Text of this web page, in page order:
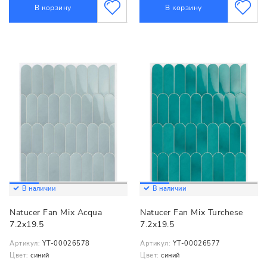
В корзину В корзину
В наличии
Natucer Fan Mix Acqua
7.2x19.5
Артикул: YT-00026578
Цвет: синий
В наличии
Natucer Fan Mix Turchese
7.2x19.5
Артикул: YT-00026577
Цвет: синий